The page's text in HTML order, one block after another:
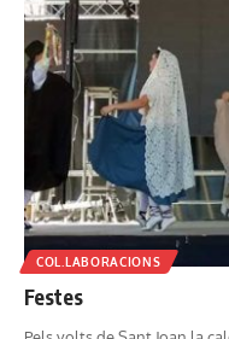
COL.LABORACIONS
Festes